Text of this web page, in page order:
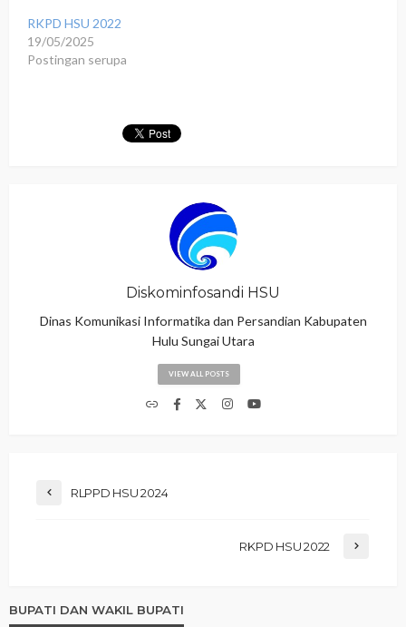
RKPD HSU 2022
19/05/2025
Postingan serupa
Diskominfosandi HSU
Dinas Komunikasi Informatika dan Persandian Kabupaten
Hulu Sungai Utara
VIEW ALL POSTS
RLPPD HSU 2024
RKPD HSU 2022
BUPATI DAN WAKIL BUPATI